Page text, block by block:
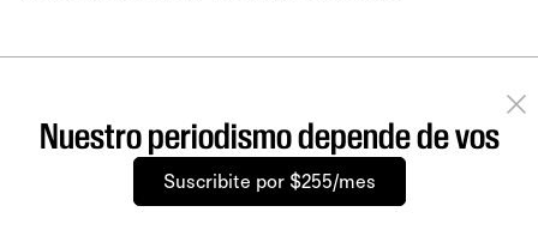
Nuestro periodismo depende de vos
Suscribite por $255/mes